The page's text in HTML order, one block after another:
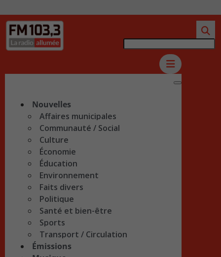
Nouvelles
Affaires municipales
Communauté / Social
Culture
Économie
Éducation
Environnement
Faits divers
Politique
Santé et bien-être
Sports
Transport / Circulation
Émissions